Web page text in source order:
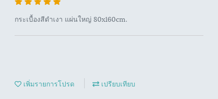
กระเบื้องสีดำเงา แผ่นใหญ่ 80x160cm.
เพิ่มรายการโปรด เปรียบเทียบ